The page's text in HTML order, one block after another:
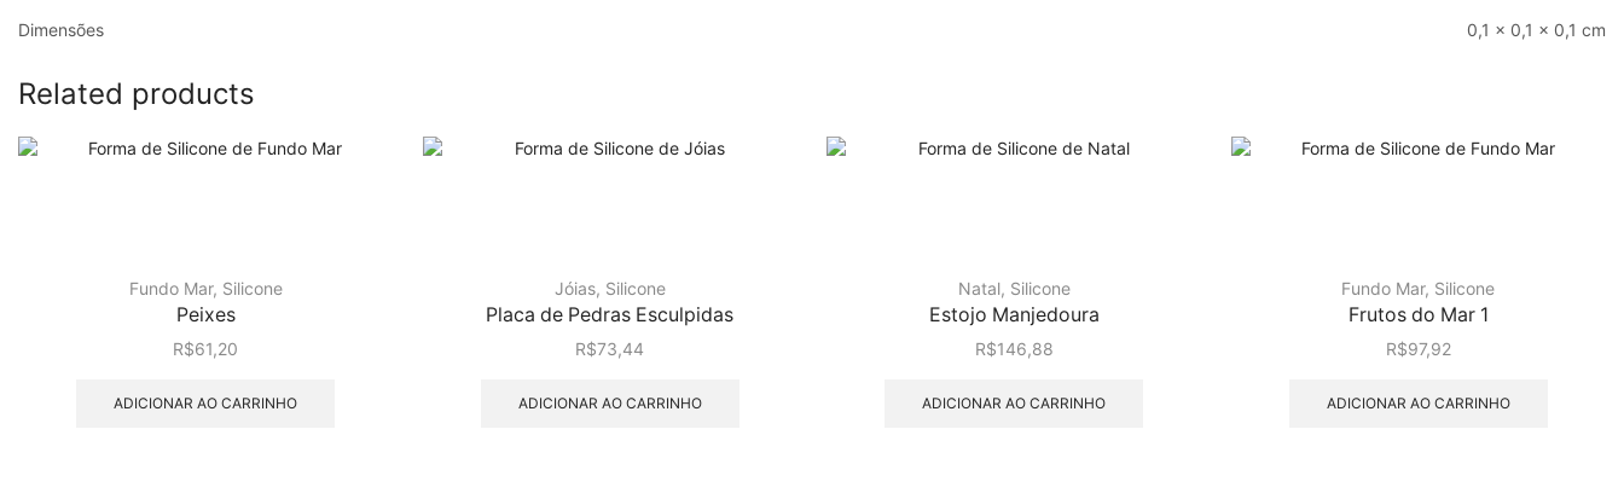
Dimensões 0,1 × 0,1 × 0,1 cm
Related products
Fundo Mar, Silicone
Peixes
R$61,20
ADICIONAR AO CARRINHO
Jóias, Silicone
Placa de Pedras Esculpidas
R$73,44
ADICIONAR AO CARRINHO
Natal, Silicone
Estojo Manjedoura
R$146,88
ADICIONAR AO CARRINHO
Fundo Mar, Silicone
Frutos do Mar 1
R$97,92
ADICIONAR AO CARRINHO